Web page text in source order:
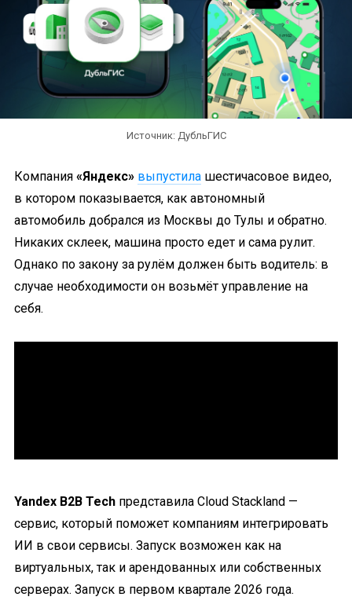
Источник: ДубльГИС
Компания «Яндекс» выпустила шестичасовое видео,
в котором показывается, как автономный
автомобиль добрался из Москвы до Тулы и обратно.
Никаких склеек, машина просто едет и сама рулит.
Однако по закону за рулём должен быть водитель: в
случае необходимости он возьмёт управление на
себя.
Yandex B2B Tech представила Cloud Stackland —
сервис, который поможет компаниям интегрировать
ИИ в свои сервисы. Запуск возможен как на
виртуальных, так и арендованных или собственных
серверах. Запуск в первом квартале 2026 года.